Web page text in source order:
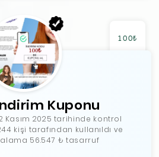
100₺
Kuponu
Kasım 2025 tarihinde kontrol
kişi tarafından kullanıldı ve
56.547 ₺ tasarruf